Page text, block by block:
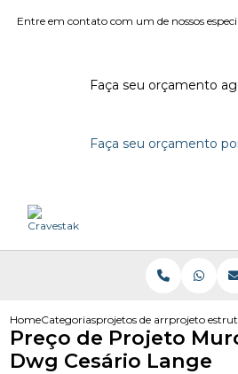
Entre em contato com um de nossos
Faça seu orçamento
Faça seu orçamento
HomeCategoriasprojetos de arrimoprojeto
Preço de Projeto
Dwg Cesário Lange